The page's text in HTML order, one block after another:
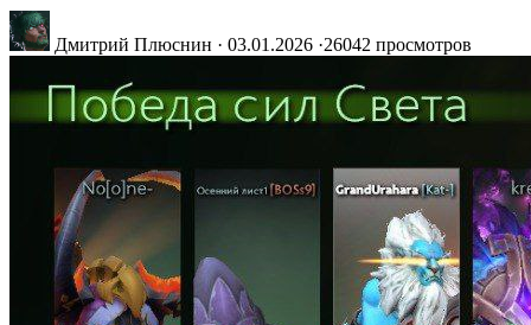
Дмитрий Плюснин · 03.01.2026 ·26042 просмотров